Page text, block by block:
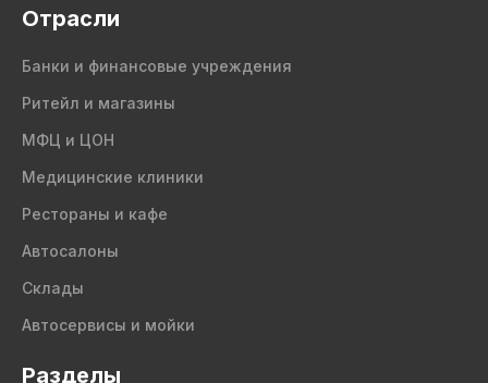
Отрасли
Банки и финансовые учреждения
Ритейл и магазины
МФЦ и ЦОН
Медицинские клиники
Рестораны и кафе
Автосалоны
Склады
Автосервисы и мойки
Разделы